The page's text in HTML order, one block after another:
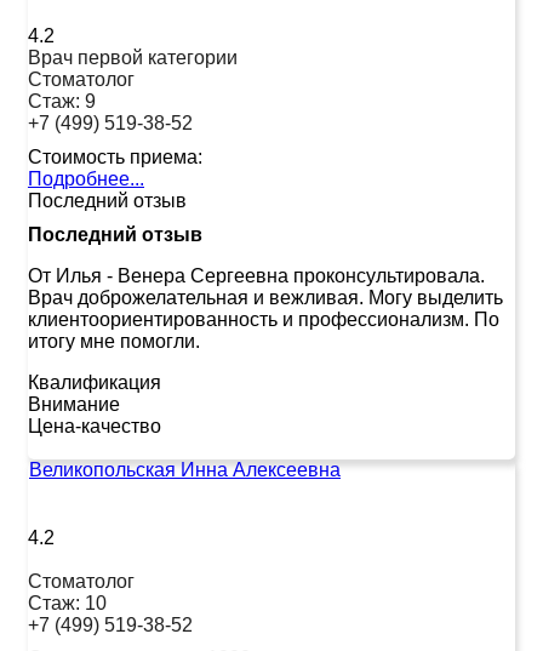
4.2
Врач первой категории
Стоматолог
Стаж: 9
+7 (499) 519-38-52
Стоимость приема:
Подробнее...
Последний отзыв
Последний отзыв
От Илья - Венера Сергеевна проконсультировала.
Врач доброжелательная и вежливая. Могу выделить
клиентоориентированность и профессионализм. По
итогу мне помогли.
Квалификация
Внимание
Цена-качество
Великопольская Инна Алексеевна
4.2
Стоматолог
Стаж: 10
+7 (499) 519-38-52